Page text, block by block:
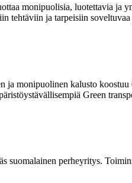
monipuolisia, luotettavia ja
tehtäviin ja tarpeisiin
ja monipuolinen kalusto
Green
suomalainen perheyritys.